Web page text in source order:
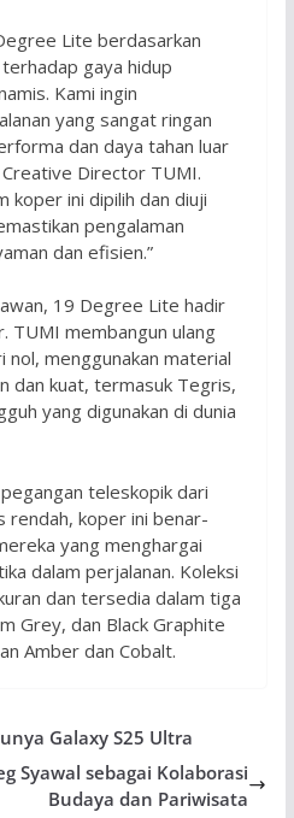
Lite berdasarkan
gaya hidup
Kami ingin
yang sangat ringan
dan daya tahan luar
Creative Director TUMI.
koper ini dipilih dan diuji
pengalaman
dan efisien.”
19 Degree Lite hadir
TUMI membangun ulang
nol, menggunakan material
dan kuat, termasuk Tegris,
yang digunakan di dunia
teleskopik dari
rendah, koper ini benar-
yang menghargai
dalam perjalanan. Koleksi
dan tersedia dalam tiga
Grey, dan Black Graphite
Amber dan Cobalt.
Galaxy S25 Ultra
Syawal sebagai Kolaborasi
Budaya dan Pariwisata